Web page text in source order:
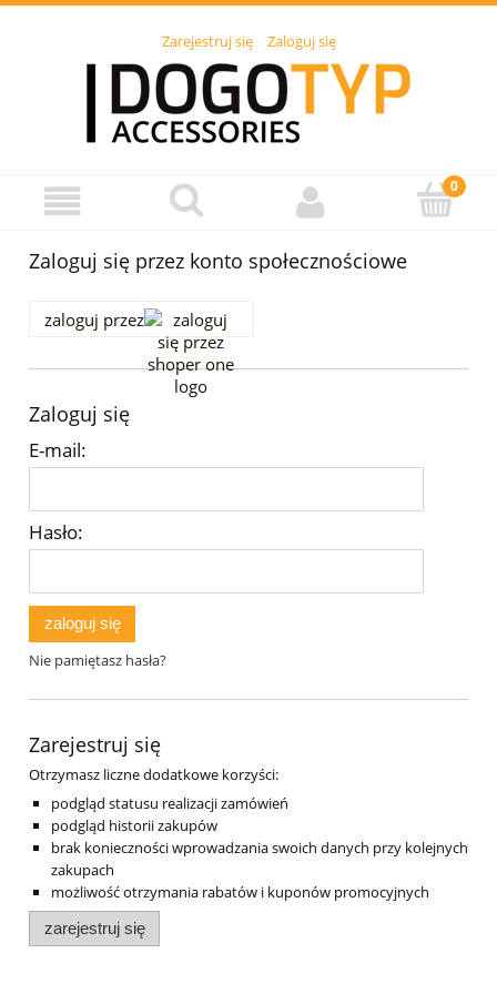
Zarejestruj się Zaloguj się
Zaloguj się przez konto społecznościowe
zaloguj przez
Zaloguj się
E-mail:
Hasło:
zaloguj się
Nie pamiętasz hasła?
Zarejestruj się
Otrzymasz liczne dodatkowe korzyści:
podgląd statusu realizacji zamówień
podgląd historii zakupów
brak konieczności wprowadzania swoich danych przy kolejnych
zakupach
możliwość otrzymania rabatów i kuponów promocyjnych
zarejestruj się